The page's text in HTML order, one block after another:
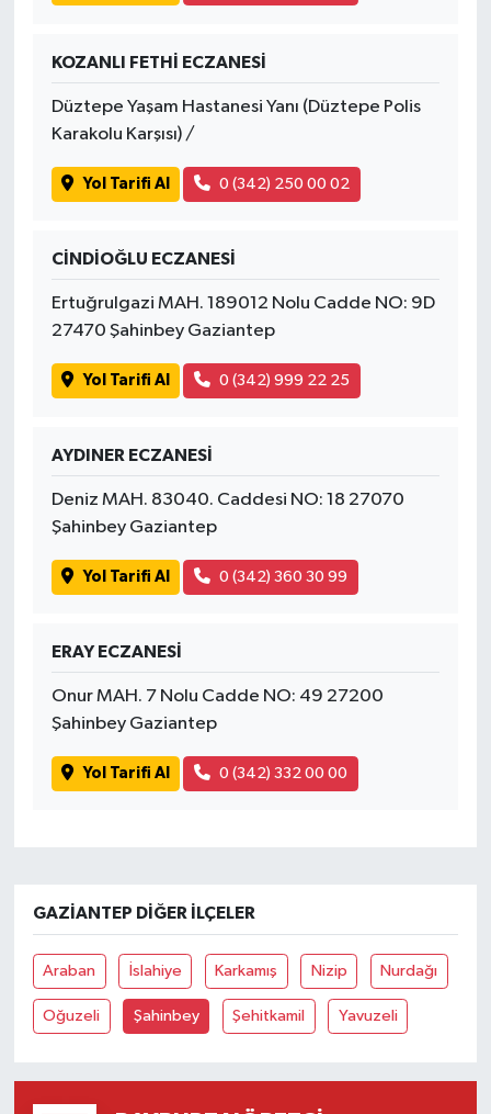
KOZANLI FETHİ ECZANESİ
Düztepe Yaşam Hastanesi Yanı (Düztepe Polis
Karakolu Karşısı) /
Yol Tarifi Al 0 (342) 250 00 02
CİNDİOĞLU ECZANESİ
Ertuğrulgazi MAH. 189012 Nolu Cadde NO: 9D
27470 Şahinbey Gaziantep
Yol Tarifi Al 0 (342) 999 22 25
AYDINER ECZANESİ
Deniz MAH. 83040. Caddesi NO: 18 27070
Şahinbey Gaziantep
Yol Tarifi Al 0 (342) 360 30 99
ERAY ECZANESİ
Onur MAH. 7 Nolu Cadde NO: 49 27200
Şahinbey Gaziantep
Yol Tarifi Al 0 (342) 332 00 00
GAZIANTEP DIĞER İLÇELER
Araban İslahiye Karkamış Nizip Nurdağı
Oğuzeli Şahinbey Şehitkamil Yavuzeli